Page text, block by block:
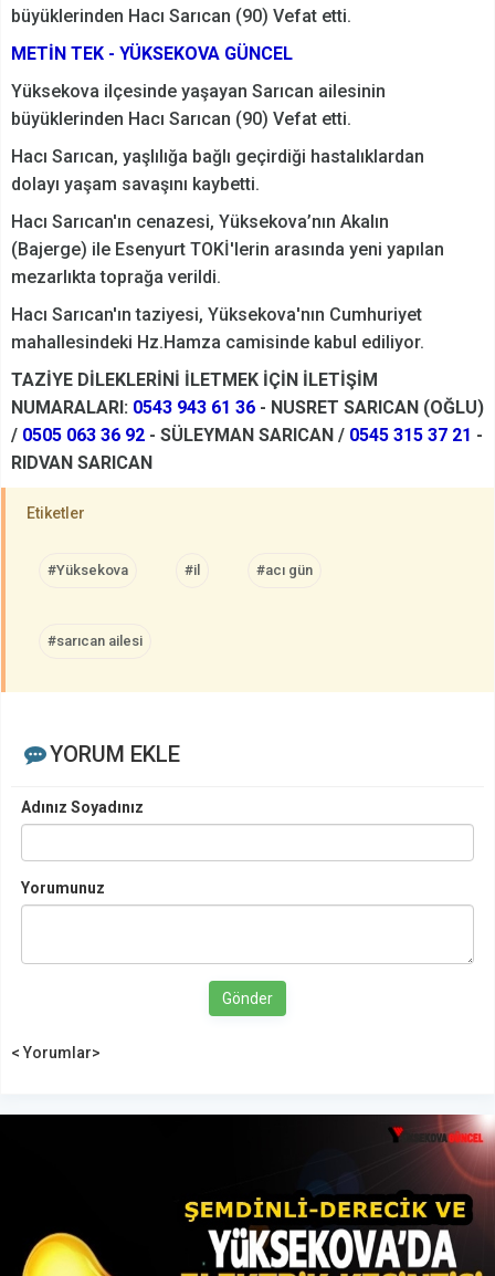
büyüklerinden Hacı Sarıcan (90) Vefat etti.
METİN TEK - YÜKSEKOVA GÜNCEL
Yüksekova ilçesinde yaşayan Sarıcan ailesinin
büyüklerinden Hacı Sarıcan (90) Vefat etti.
Hacı Sarıcan, yaşlılığa bağlı geçirdiği hastalıklardan
dolayı yaşam savaşını kaybetti.
Hacı Sarıcan'ın cenazesi, Yüksekova’nın Akalın
(Bajerge) ile Esenyurt TOKİ'lerin arasında yeni yapılan
mezarlıkta toprağa verildi.
Hacı Sarıcan'ın taziyesi, Yüksekova'nın Cumhuriyet
mahallesindeki Hz.Hamza camisinde kabul ediliyor.
TAZİYE DİLEKLERİNİ İLETMEK İÇİN İLETİŞİM
NUMARALARI: 0543 943 61 36 - NUSRET SARICAN (OĞLU)
/ 0505 063 36 92 - SÜLEYMAN SARICAN / 0545 315 37 21 -
RIDVAN SARICAN
Etiketler
#Yüksekova #il #acı gün
#sarıcan ailesi
YORUM EKLE
Adınız Soyadınız
Yorumunuz
Gönder
< Yorumlar>